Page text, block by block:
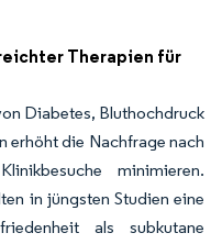
Therapien für
Diabetes, Bluthochdruck
erhöht die Nachfrage nach
minimieren.
in jüngsten Studien eine
als subkutane